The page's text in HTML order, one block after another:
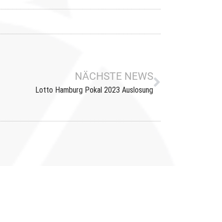
NÄCHSTE NEWS
Lotto Hamburg Pokal 2023 Auslosung